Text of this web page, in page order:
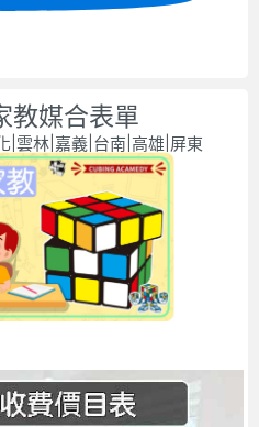
教媒合表單
|雲林|嘉義|台南|高雄|屏東